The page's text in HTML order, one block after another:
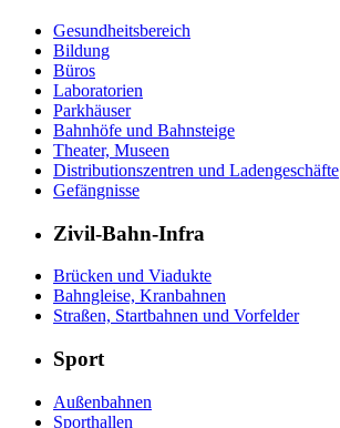
Gesundheitsbereich
Bildung
Büros
Laboratorien
Parkhäuser
Bahnhöfe und Bahnsteige
Theater, Museen
Distributionszentren und Ladengeschäfte
Gefängnisse
Zivil-Bahn-Infra
Brücken und Viadukte
Bahngleise, Kranbahnen
Straßen, Startbahnen und Vorfelder
Sport
Außenbahnen
Sporthallen